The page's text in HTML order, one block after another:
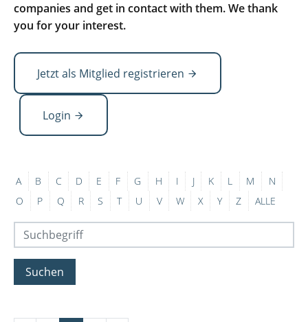
companies and get in contact with them. We thank
you for your interest.
Jetzt als Mitglied registrieren
Login
A B C D E F G H I J K L M
N
O
P Q R S T U V W X Y Z ALLE
Suchen